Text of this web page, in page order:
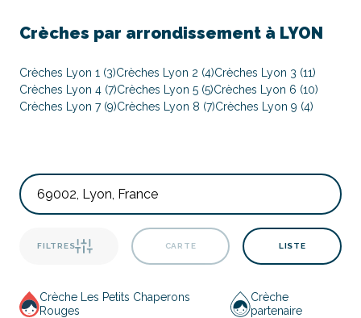
Crèches par arrondissement à LYON
Crèches Lyon 1 (3)Crèches Lyon 2 (4)Crèches Lyon 3 (11)
Crèches Lyon 4 (7)Crèches Lyon 5 (5)Crèches Lyon 6 (10)
Crèches Lyon 7 (9)Crèches Lyon 8 (7)Crèches Lyon 9 (4)
FILTRES CARTE LISTE
Crèche Les Petits Chaperons
Rouges
Crèche
partenaire